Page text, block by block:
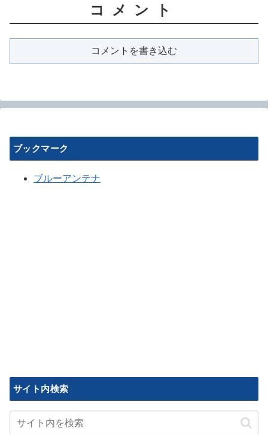
コメント
コメントを書き込む
ブックマーク
ブルーアンテナ
サイト内検索